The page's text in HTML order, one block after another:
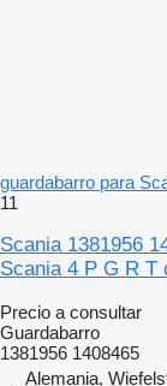
guardabarro para
11
Scania 1381956
Scania 4 P G R T
Precio a consultar
Guardabarro
1381956 1408465
Alemania,